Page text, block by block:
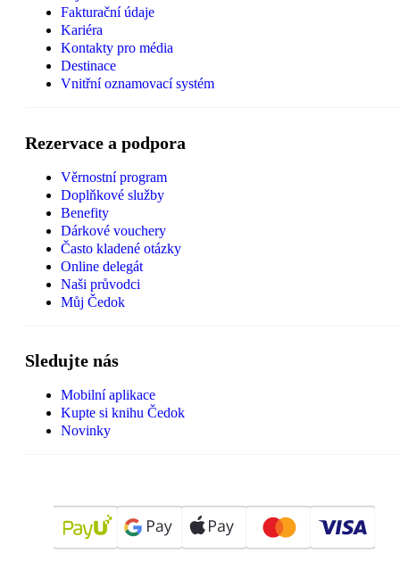
Fakturační údaje
Kariéra
Kontakty pro média
Destinace
Vnitřní oznamovací systém
Rezervace a podpora
Věrnostní program
Doplňkové služby
Benefity
Dárkové vouchery
Často kladené otázky
Online delegát
Naši průvodci
Můj Čedok
Sledujte nás
Mobilní aplikace
Kupte si knihu Čedok
Novinky